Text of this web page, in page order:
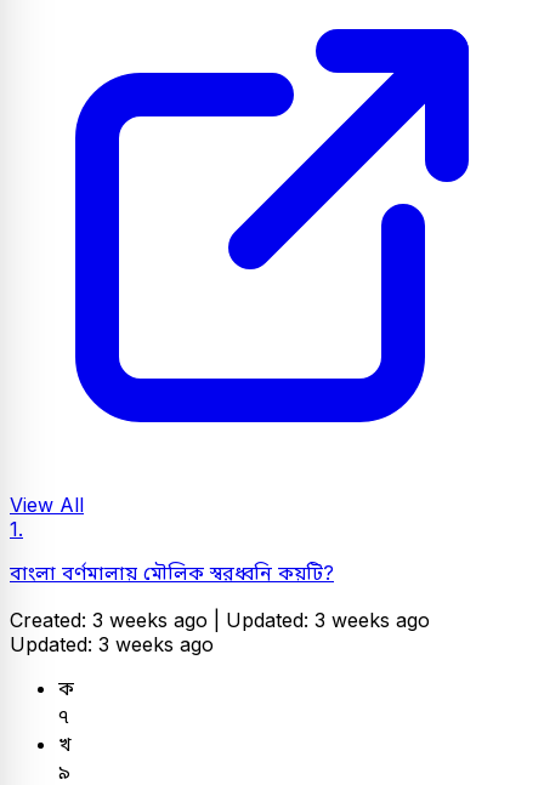
View All
1.
বাংলা বর্ণমালায় মৌলিক স্বরধ্বনি কয়টি?
Created: 3 weeks ago | Updated: 3 weeks ago
Updated: 3 weeks ago
ক
৭
খ
৯